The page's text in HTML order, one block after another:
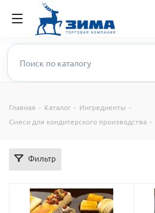
Главная - Каталог - Ингредиенты -
Смеси для кондитерского производства -
Фильтр